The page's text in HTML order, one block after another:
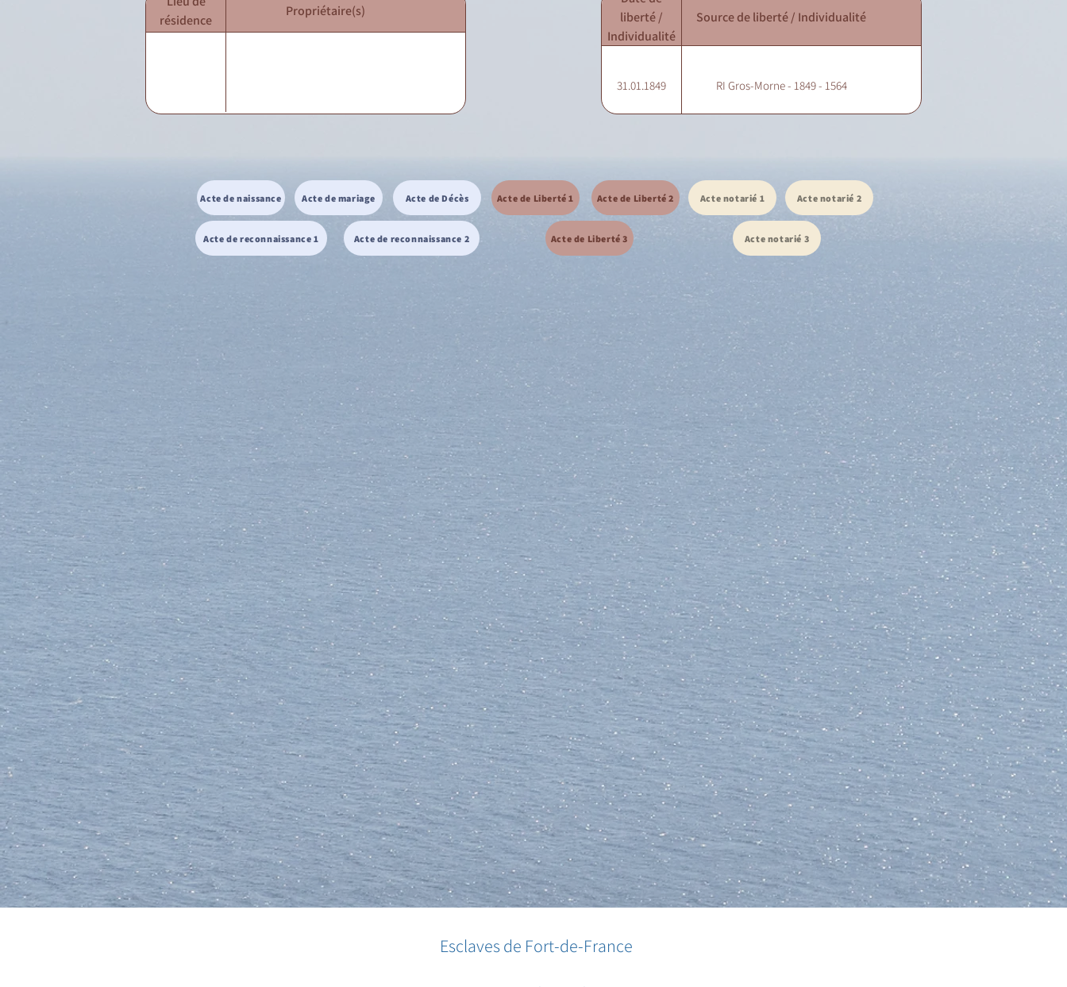
résidence
Propriétaire(s)
liberté /
Individualité
Source de liberté / Individualité
31.01.1849 RI Gros-Morne - 1849 - 1564
Acte de naissance Acte de mariage Acte de Décès
Acte de reconnaissance 1 Acte de reconnaissance 2
Acte de Liberté 1 Acte de Liberté 2
Acte de Liberté 3
Acte notarié 1 Acte notarié 2
Acte notarié 3
Esclaves de Fort-de-France